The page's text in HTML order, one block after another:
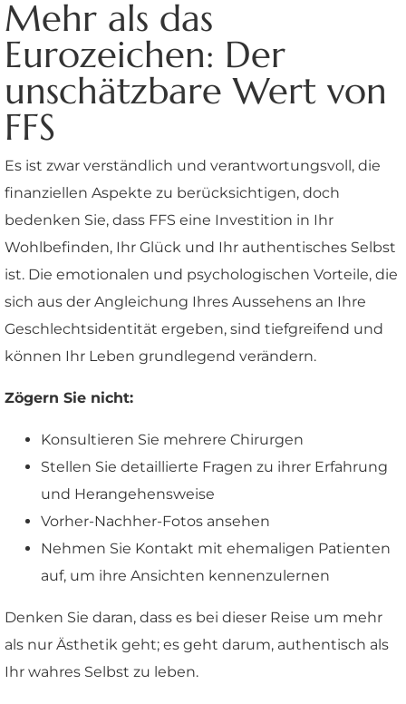
Mehr als das
Eurozeichen: Der
unschätzbare Wert von
FFS
Es ist zwar verständlich und verantwortungsvoll, die
finanziellen Aspekte zu berücksichtigen, doch
bedenken Sie, dass FFS eine Investition in Ihr
Wohlbefinden, Ihr Glück und Ihr authentisches Selbst
ist. Die emotionalen und psychologischen Vorteile, die
sich aus der Angleichung Ihres Aussehens an Ihre
Geschlechtsidentität ergeben, sind tiefgreifend und
können Ihr Leben grundlegend verändern.
Zögern Sie nicht:
Konsultieren Sie mehrere Chirurgen
Stellen Sie detaillierte Fragen zu ihrer Erfahrung
und Herangehensweise
Vorher-Nachher-Fotos ansehen
Nehmen Sie Kontakt mit ehemaligen Patienten
auf, um ihre Ansichten kennenzulernen
Denken Sie daran, dass es bei dieser Reise um mehr
als nur Ästhetik geht; es geht darum, authentisch als
Ihr wahres Selbst zu leben.